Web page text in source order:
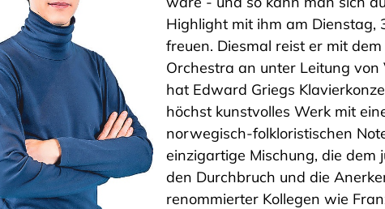
Highlight mit ihm am Dienstag,
freuen. Diesmal reist er mit
Orchestra an unter Leitung von
hat Edward Griegs
höchst kunstvolles Werk mit
norwegisch-folkloristischen
einzigartige Mischung, die dem
den Durchbruch und die
renommierter Kollegen wie